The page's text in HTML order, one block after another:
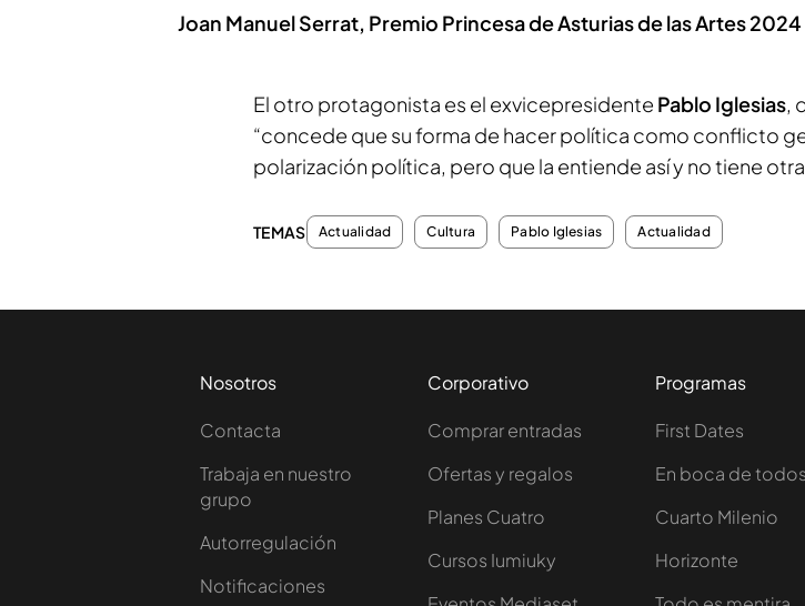
Joan Manuel Serrat, Premio Princesa de Asturias de las Artes 2024
El otro protagonista es el exvicepresidente Pablo Iglesias,
“concede que su forma de hacer política como conflicto
polarización política, pero que la entiende así y no tiene otra
TEMAS Actualidad Cultura Pablo Iglesias Actualidad
Nosotros
Contacta
Trabaja en nuestro
grupo
Autorregulación
Notificaciones
Corporativo
Comprar entradas
Ofertas y regalos
Planes Cuatro
Cursos Iumiuky
Programas
First Dates
En boca de todos
Cuarto Milenio
Horizonte